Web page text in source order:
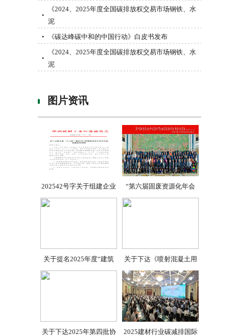
•
《2024、2025年度全国碳排放权交易市场钢铁、水
泥
• 《碳达峰碳中和的中国行动》白皮书发布
•
《2024、2025年度全国碳排放权交易市场钢铁、水
泥
图片资讯
202542号字关于组建企业 “第六届固废资源化年会
关于提名2025年度“建筑 关于下达《喷射混凝土用
关于下达2025年第四批协 2025建材行业碳减排国际